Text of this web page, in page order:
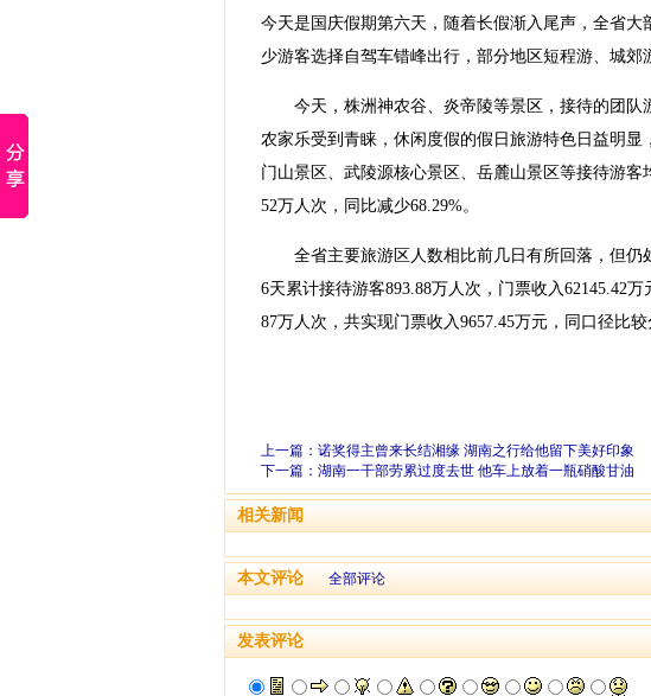
今天是国庆假期第六天，随着长假渐入尾声，全省
少游客选择自驾车错峰出行，部分地区短程游、城郊
今天，株洲神农谷、炎帝陵等景区，接待的团队
农家乐受到青睐，休闲度假的假日旅游特色日益明
门山景区、武陵源核心景区、岳麓山景区等接待游
52万人次，同比减少68.29%。
全省主要旅游区人数相比前几日有所回落，但仍
6天累计接待游客893.88万人次，门票收入62145.42
87万人次，共实现门票收入9657.45万元，同口径比较
上一篇： 诺奖得主曾来长结湘缘 湖南之行给他留下美好印象
下一篇： 湖南一干部劳累过度去世 他车上放着一瓶硝酸甘油
相关新闻
本文评论 全部评论
发表评论